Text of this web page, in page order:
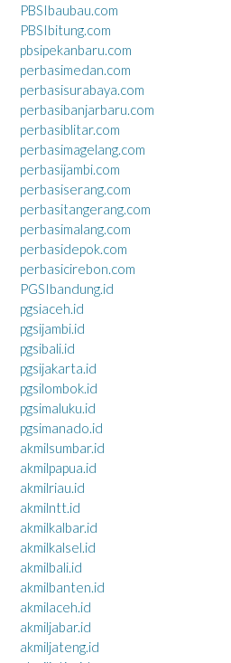
PBSIbaubau.com
PBSIbitung.com
pbsipekanbaru.com
perbasimedan.com
perbasisurabaya.com
perbasibanjarbaru.com
perbasiblitar.com
perbasimagelang.com
perbasijambi.com
perbasiserang.com
perbasitangerang.com
perbasimalang.com
perbasidepok.com
perbasicirebon.com
PGSIbandung.id
pgsiaceh.id
pgsijambi.id
pgsibali.id
pgsijakarta.id
pgsilombok.id
pgsimaluku.id
pgsimanado.id
akmilsumbar.id
akmilpapua.id
akmilriau.id
akmilntt.id
akmilkalbar.id
akmilkalsel.id
akmilbali.id
akmilbanten.id
akmilaceh.id
akmiljabar.id
akmiljateng.id